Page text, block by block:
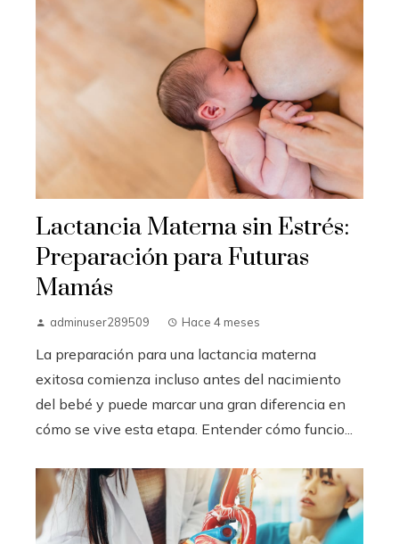
Lactancia Materna sin Estrés:
Preparación para Futuras
Mamás
adminuser289509 Hace 4 meses
La preparación para una lactancia materna
exitosa comienza incluso antes del nacimiento
del bebé y puede marcar una gran diferencia en
cómo se vive esta etapa. Entender cómo funcio...